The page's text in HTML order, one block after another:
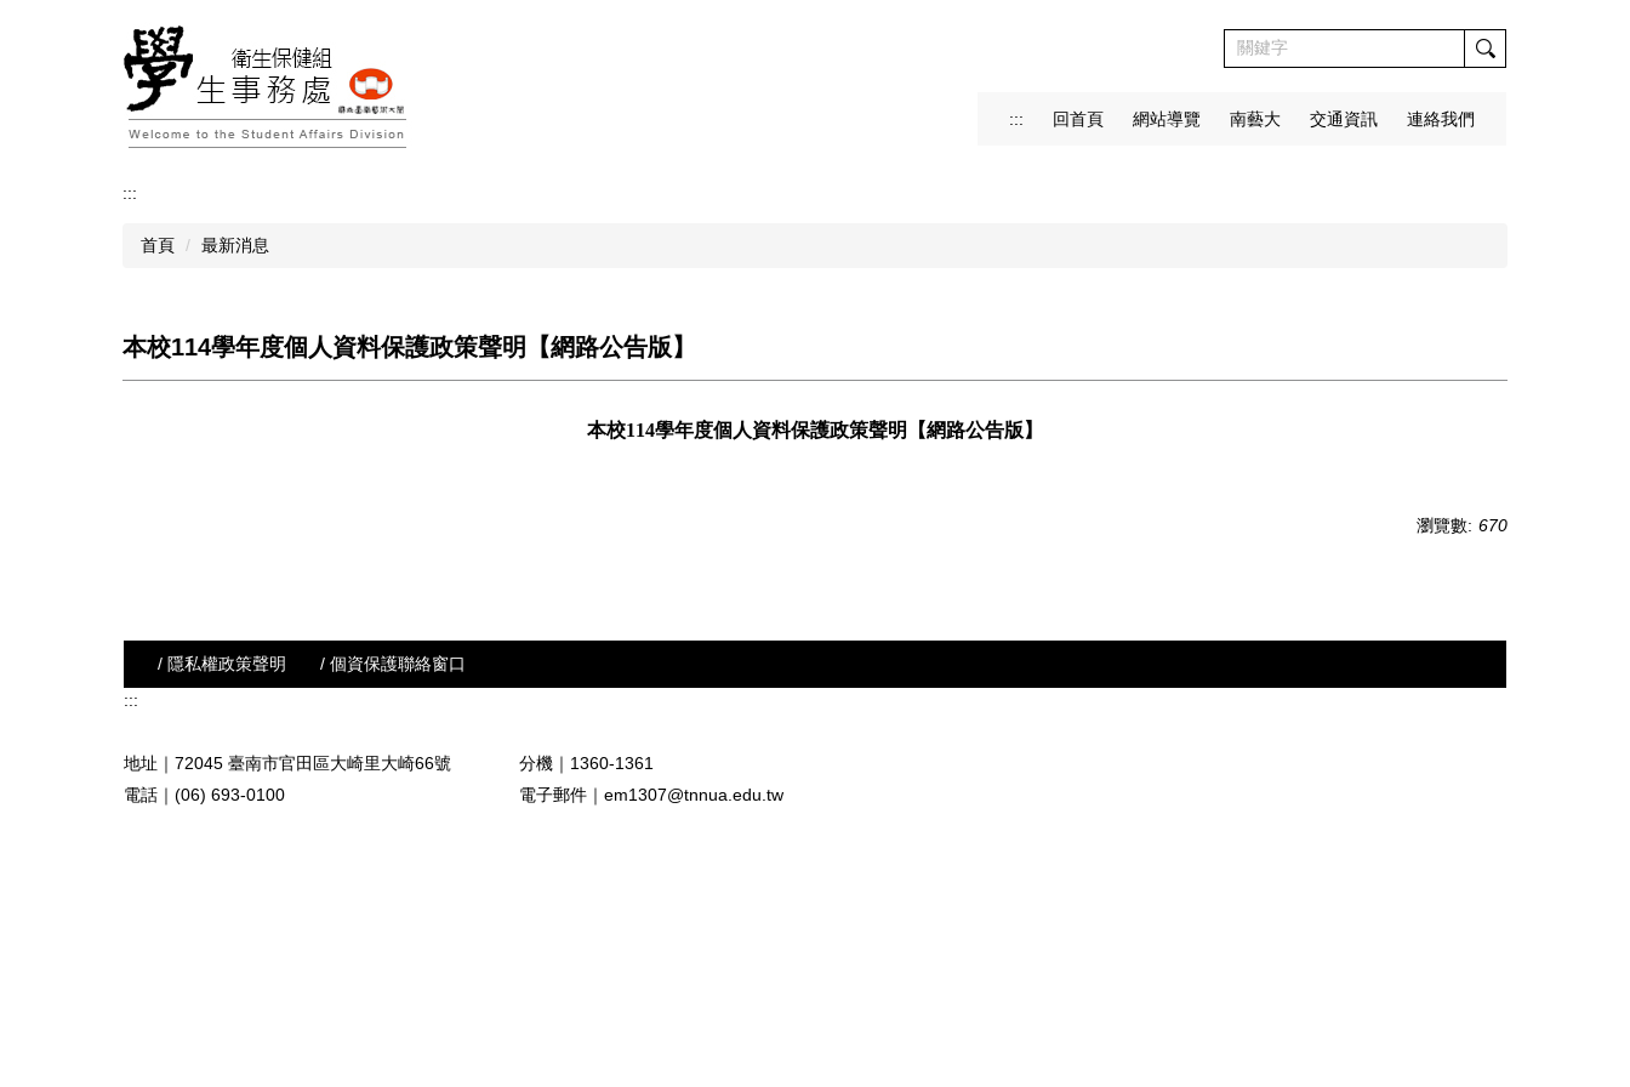
::: 回首頁 網站導覽 南藝大 交通資訊 連絡我們
:::
首頁 最新消息
本校114學年度個人資料保護政策聲明【網路公告版】
本校114學年度個人資料保護政策聲明【網路公告版】
瀏覽數: 670
/ 隱私權政策聲明
/ 個資保護聯絡窗口
:::
地址｜72045 臺南市官田區大崎里大崎66號
電話｜(06) 693-0100
分機｜1360-1361
電子郵件｜ em1307@tnnua.edu.tw